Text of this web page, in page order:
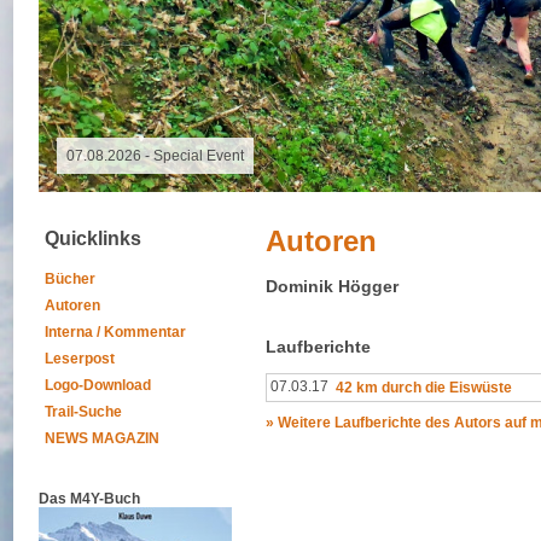
07.08.2026 - Special Event
Quicklinks
Bücher
Autoren
Interna / Kommentar
Leserpost
Logo-Download
Trail-Suche
NEWS MAGAZIN
Das M4Y-Buch
Autoren
Dominik Högger
Laufberichte
07.03.17 42 km durch die Eiswüste
» Weitere Laufberichte des Autors auf